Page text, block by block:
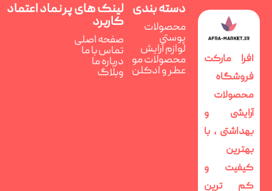
افرا مارکت
فروشگاه
محصولات
آرایشی و
بهداشتی ، با
بهترین
کیفیت و
کم ترین
دسته بندی
محصولات
پوستی
لوازم آرایش
محصولات مو
عطر و ادکلن
لینک های پر
کاربرد
صفحه اصلی
تماس با ما
درباره ما
وبلاگ
نماد اعتماد